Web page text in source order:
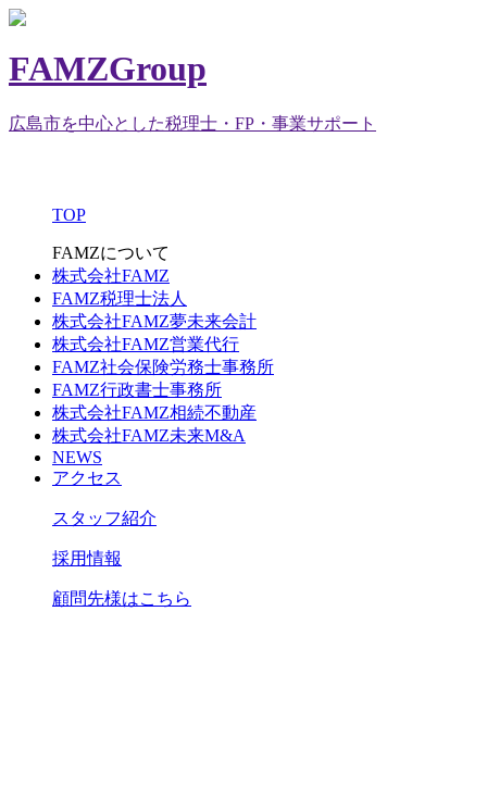
FAMZGroup
広島市を中心とした税理士・FP・事業サポート
TOP
FAMZについて
株式会社FAMZ
FAMZ税理士法人
株式会社FAMZ夢未来会計
株式会社FAMZ営業代行
FAMZ社会保険労務士事務所
FAMZ行政書士事務所
株式会社FAMZ相続不動産
株式会社FAMZ未来M&A
NEWS
アクセス
スタッフ紹介
採用情報
顧問先様はこちら